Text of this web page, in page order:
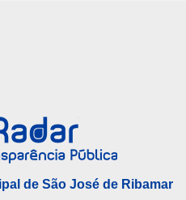
de São José de Ribamar